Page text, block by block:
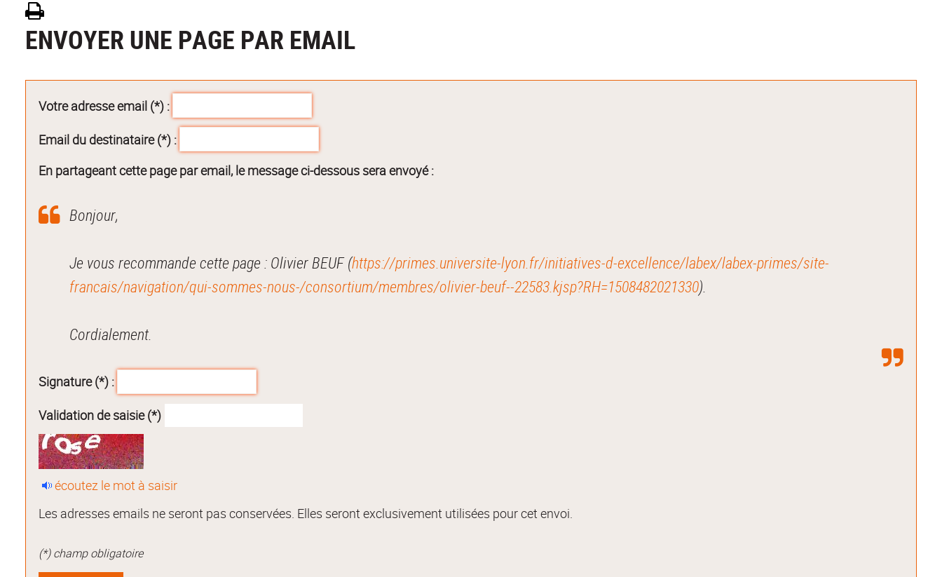
ENVOYER UNE PAGE PAR EMAIL
Votre adresse email (*) :
Email du destinataire (*) :
En partageant cette page par email, le message ci-dessous sera envoyé :
Bonjour,
Je vous recommande cette page : Olivier BEUF (https://primes.universite-lyon.fr/initiatives-d-excellence/labex/labex-primes/site-
francais/navigation/qui-sommes-nous-/consortium/membres/olivier-beuf--22583.kjsp?RH=1508482021330).
Cordialement.
Signature (*) :
Validation de saisie (*)
écoutez le mot à saisir
Les adresses emails ne seront pas conservées. Elles seront exclusivement utilisées pour cet envoi.
(*) champ obligatoire